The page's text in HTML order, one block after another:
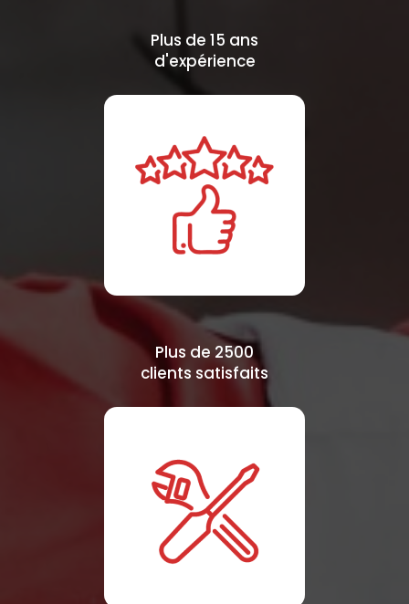
Plus de 15 ans
d'expérience
Plus de 2500
clients satisfaits